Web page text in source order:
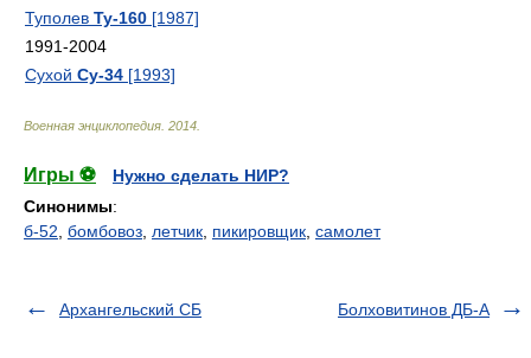
Туполев Ту-160 [1987]
1991-2004
Сухой Су-34 [1993]
Военная энциклопедия 2014
Игры ⚽
Нужно сделать НИР?
Синонимы:
б-52 бомбовоз летчик пикировщик самолет
Архангельский СБ Болховитинов ДБ-А